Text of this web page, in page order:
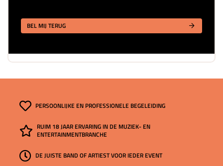
BEL MIJ TERUG
PERSOONLIJKE EN PROFESSIONELE BEGELEIDING
RUIM 18 JAAR ERVARING IN DE MUZIEK- EN
ENTERTAINMENTBRANCHE
DE JUISTE BAND OF ARTIEST VOOR IEDER EVENT